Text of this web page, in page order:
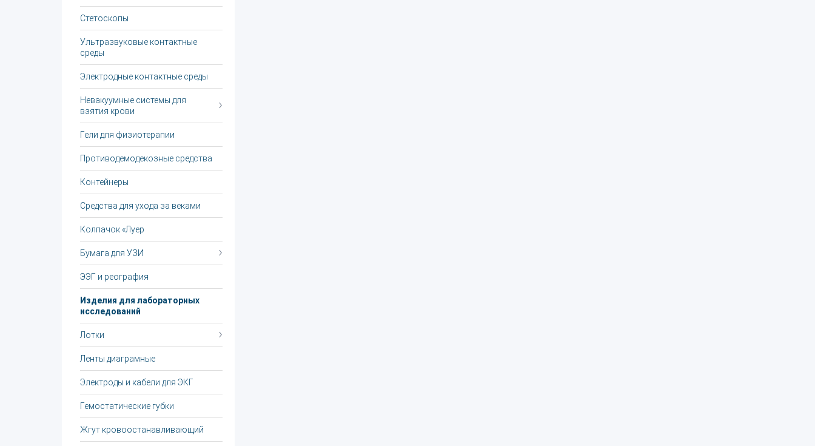
Стетоскопы
Ультразвуковые контактные
среды
Электродные контактные среды
Невакуумные системы для
взятия крови
Гели для физиотерапии
Противодемодекозные средства
Контейнеры
Средства для ухода за веками
Колпачок «Луер
Бумага для УЗИ
ЭЭГ и реография
Изделия для лабораторных
исследований
Лотки
Ленты диаграмные
Электроды и кабели для ЭКГ
Гемостатические губки
Жгут крoвooстaнaвливaющий